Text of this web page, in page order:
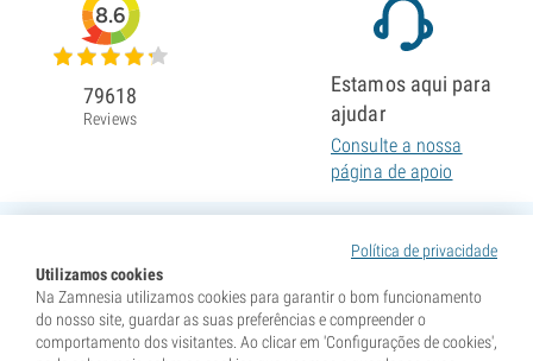
Política de privacidade
Utilizamos cookies
Na Zamnesia utilizamos cookies para garantir o bom funcionamento
do nosso site, guardar as suas preferências e compreender o
comportamento dos visitantes. Ao clicar em 'Configurações de cookies',
8.6
79618
Reviews
Estamos aqui para
ajudar
Consulte a nossa
página de apoio